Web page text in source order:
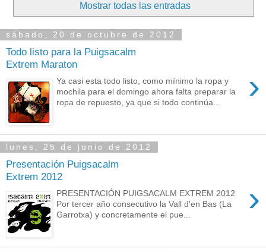
Mostrar todas las entradas
sábado, 20 de octubre de 2012
Todo listo para la Puigsacalm
Extrem Maraton
›
Ya casi esta todo listo, como mínimo la ropa y
mochila para el domingo ahora falta preparar la
ropa de repuesto, ya que si todo continúa...
lunes, 25 de junio de 2012
Presentación Puigsacalm
Extrem 2012
›
PRESENTACIÓN PUIGSACALM EXTREM 2012
Por tercer año consecutivo la Vall d'en Bas (La
Garrotxa) y concretamente el pue...